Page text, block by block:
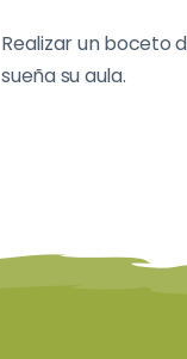
Realizar un boceto
sueña su aula.